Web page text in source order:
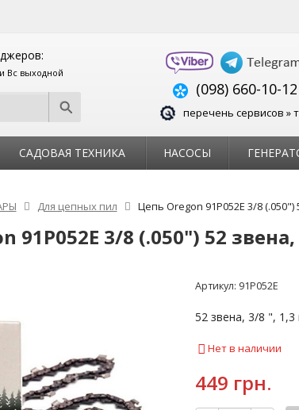
Вс выходной
(098) 660-10-12
перечень сервисов »
САДОВАЯ ТЕХНИКА НАСОСЫ
Для цепных пил Цепь Oregon 91P052E 3/8 (.050")
91P052E 3/8 (.050") 52
Артикул: 91P052E
52 звена, 3/8 ",
Нет в наличии
449 грн.